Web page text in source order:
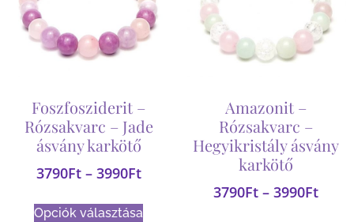
Foszfosziderit –
Rózsakvarc – Jade
ásvány karkötő
3790Ft – 3990Ft
Opciók választása
Amazonit –
Rózsakvarc –
Hegyikristály ásvány
karkötő
3790Ft – 3990Ft